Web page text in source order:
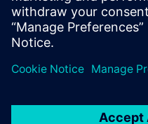
Integration till Desigo CC